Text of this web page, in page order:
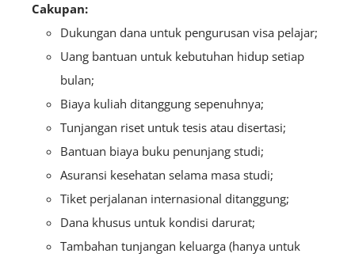
Cakupan:
Dukungan dana untuk pengurusan visa pelajar;
Uang bantuan untuk kebutuhan hidup setiap
bulan;
Biaya kuliah ditanggung sepenuhnya;
Tunjangan riset untuk tesis atau disertasi;
Bantuan biaya buku penunjang studi;
Asuransi kesehatan selama masa studi;
Tiket perjalanan internasional ditanggung;
Dana khusus untuk kondisi darurat;
Tambahan tunjangan keluarga (hanya untuk